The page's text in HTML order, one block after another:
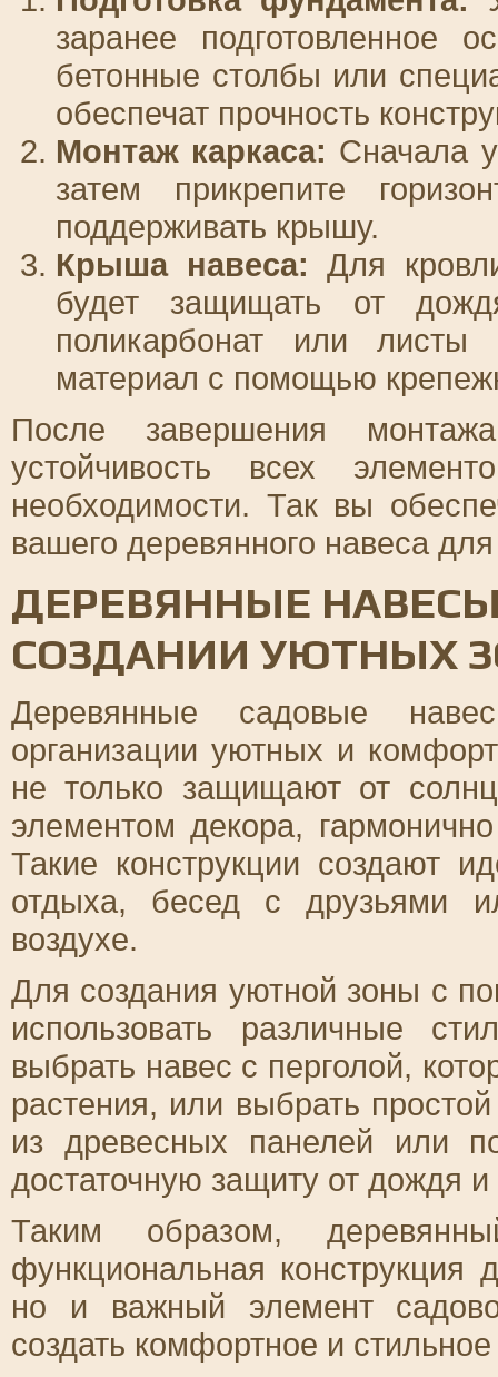
заранее подготовленное
бетонные столбы или
обеспечат прочность
Монтаж каркаса: Сначала
затем прикрепите
поддерживать крышу.
Крыша навеса: Для
будет защищать от
поликарбонат или листы
материал с помощью
После завершения
устойчивость всех
необходимости. Так вы
вашего деревянного навеса
ДЕРЕВЯННЫЕ
СОЗДАНИИ УЮТНЫХ
Деревянные садовые
организации уютных и
не только защищают от
элементом декора,
Такие конструкции создают
отдыха, бесед с друзьями
воздухе.
Для создания уютной зоны с
использовать различные
выбрать навес с перголой,
растения, или выбрать
из древесных панелей или
достаточную защиту от дождя
Таким образом,
функциональная
но и важный элемент
создать комфортное и